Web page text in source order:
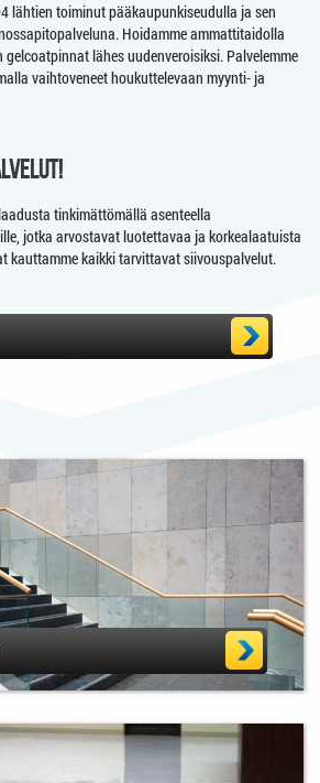
lähtien toiminut pääkaupunkiseudulla ja sen
Hoidamme ammattitaidolla
lähes uudenveroisiksi. Palvelemme
vaihtoveneet houkuttelevaan myynti- ja
tinkimättömällä asenteella
jotka arvostavat luotettavaa ja korkealaatuista
kauttamme kaikki tarvittavat siivouspalvelut.